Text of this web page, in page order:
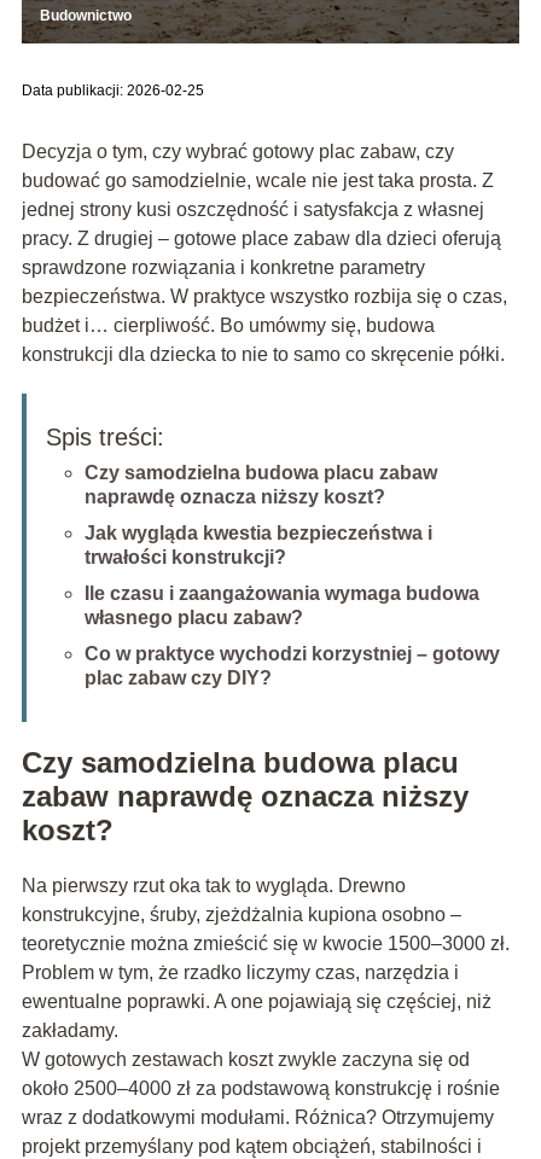
Budownictwo
Data publikacji: 2026-02-25
Decyzja o tym, czy wybrać gotowy plac zabaw, czy
budować go samodzielnie, wcale nie jest taka prosta. Z
jednej strony kusi oszczędność i satysfakcja z własnej
pracy. Z drugiej – gotowe place zabaw dla dzieci oferują
sprawdzone rozwiązania i konkretne parametry
bezpieczeństwa. W praktyce wszystko rozbija się o czas,
budżet i… cierpliwość. Bo umówmy się, budowa
konstrukcji dla dziecka to nie to samo co skręcenie półki.
Spis treści:
Czy samodzielna budowa placu zabaw
naprawdę oznacza niższy koszt?
Jak wygląda kwestia bezpieczeństwa i
trwałości konstrukcji?
Ile czasu i zaangażowania wymaga budowa
własnego placu zabaw?
Co w praktyce wychodzi korzystniej – gotowy
plac zabaw czy DIY?
Czy samodzielna budowa placu
zabaw naprawdę oznacza niższy
koszt?
Na pierwszy rzut oka tak to wygląda. Drewno
konstrukcyjne, śruby, zjeżdżalnia kupiona osobno –
teoretycznie można zmieścić się w kwocie 1500–3000 zł.
Problem w tym, że rzadko liczymy czas, narzędzia i
ewentualne poprawki. A one pojawiają się częściej, niż
zakładamy.
W gotowych zestawach koszt zwykle zaczyna się od
około 2500–4000 zł za podstawową konstrukcję i rośnie
wraz z dodatkowymi modułami. Różnica? Otrzymujemy
projekt przemyślany pod kątem obciążeń, stabilności i